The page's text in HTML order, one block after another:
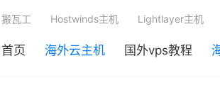
首页 海外云主机 国外vps教程
搬瓦工 Hostwinds主机 Lightlayer主机